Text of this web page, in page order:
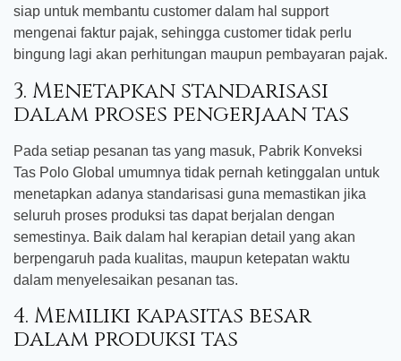
siap untuk membantu customer dalam hal support
mengenai faktur pajak, sehingga customer tidak perlu
bingung lagi akan perhitungan maupun pembayaran pajak.
3. Menetapkan standarisasi
dalam proses pengerjaan tas
Pada setiap pesanan tas yang masuk, Pabrik Konveksi
Tas Polo Global umumnya tidak pernah ketinggalan untuk
menetapkan adanya standarisasi guna memastikan jika
seluruh proses produksi tas dapat berjalan dengan
semestinya. Baik dalam hal kerapian detail yang akan
berpengaruh pada kualitas, maupun ketepatan waktu
dalam menyelesaikan pesanan tas.
4. Memiliki kapasitas besar
dalam produksi tas